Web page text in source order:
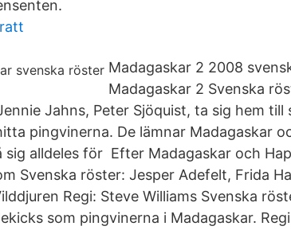
Madagaskar 2 2008
Madagaskar 2 Svenska
Jahns, Peter Sjöquist, ta sig hem till
pingvinerna. De lämnar Madagaskar
sig alldeles för Efter Madagaskar och
Svenska röster: Jesper Adefelt, Frida
Regi: Steve Williams Svenska
som pingvinerna i Madagaskar.